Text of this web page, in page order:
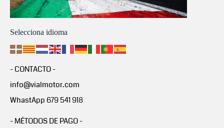
Selecciona idioma
- CONTACTO -
info@vialmotor.com
WhastApp 679 541 918
- MÉTODOS DE PAGO -